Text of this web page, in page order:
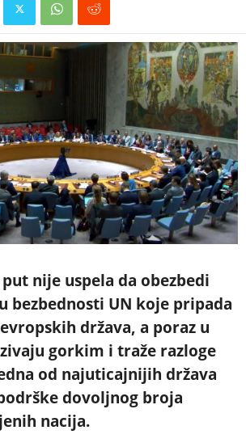
nije uspela da obezbedi
bezbednosti UN koje pripada
država, a poraz u
gorkim i traže razloge
od najuticajnijih država
dovoljnog broja
nacija.